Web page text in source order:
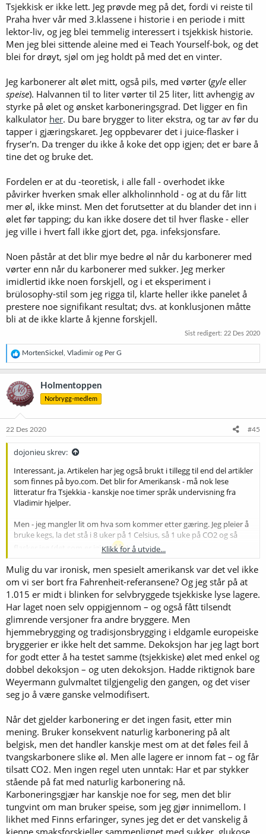
Hvem av dere karbonere Bohemian i flasker? Bruker dere F2 +
Sukker? Jeg må lese meg opp på dette med flasker og CO2. Tips?
Tsjekkisk er ikke lett. Jeg prøvde meg på det, fordi vi reiste til
Praha hver vår med 3.klassene i historie i en periode i mitt
lektor-liv, og jeg blei temmelig interessert i tsjekkisk historie.
Men jeg blei sittende aleine med ei Teach Yourself-bok, og det
blei for drøyt, sjøl om jeg holdt på med det en vinter.
Jeg karbonerer alt ølet mitt, også pils, med vørter (gyle eller
speise). Halvannen til to liter vørter til 25 liter, litt avhengig av
styrke på ølet og ønsket karboneringsgrad. Det ligger en fin
kalkulator her. Du bare brygger to liter ekstra, og tar av før du
tapper i gjæringskaret. Jeg oppbevarer det i juice-flasker i
fryser'n. Da trenger du ikke å koke det opp igjen; det er bare å
tine det og bruke det.
Fordelen er at du -teoretisk, i alle fall - overhodet ikke
påvirker hverken smak eller alkholinnhold - og at du får litt
mer øl, ikke minst. Men det forutsetter at du blander det inn i
ølet før tapping; du kan ikke dosere det til hver flaske - eller
jeg ville i hvert fall ikke gjort det, pga. infeksjonsfare.
Noen påstår at det blir mye bedre øl når du karbonerer med
vørter enn når du karbonerer med sukker. Jeg merker
imidlertid ikke noen forskjell, og i et eksperiment i
brülosophy-stil som jeg rigga til, klarte heller ikke panelet å
prestere noe signifikant resultat; dvs. at konklusjonen måtte
bli at de ikke klarte å kjenne forskjell.
Sist redigert: 22 Des 2020
R
e
a
k
s
j
o
e
MortenSickel Vladimirog Per G
Holmentoppen
Norbrygg-medlem
22 Des 2020 #45
dojonieu skrev:
Interessant, ja. Artikelen har jeg også brukt i tillegg til end del artikler
som finnes på byo.com. Det blir for Amerikansk - må nok lese
litteratur fra Tsjekkia - kanskje noe timer språk undervisning fra
Vladimir hjelper.
Men - jeg mangler lit om hva som kommer etter gæring. Jeg pleier å
bruke kegs, la det stå i 8 uker på 1 Celsius, så 1 uke på CO2 og så
flasker jeg (det som er igjen
)
Hvem av dere karbonere Bohemian i flasker? Bruker dere F2 +
Sukker? Jeg må lese meg opp på dette med flasker og CO2. Tips?
Klikk for å utvide...
Mulig du var ironisk, men spesielt amerikansk var det vel ikke
om vi ser bort fra Fahrenheit-referansene? Og jeg står på at
1.015 er midt i blinken for selvbryggede tsjekkiske lyse lagere.
Har laget noen selv oppigjennom – og også fått tilsendt
glimrende versjoner fra andre bryggere. Men
hjemmebrygging og tradisjonsbrygging i eldgamle europeiske
bryggerier er ikke helt det samme. Dekoksjon har jeg lagt bort
for godt etter å ha testet samme (tsjekkiske) ølet med enkel og
dobbel dekoksjon – og uten dekoksjon. Hadde riktignok bare
Weyermann gulvmaltet tilgjengelig den gangen, og det viser
seg jo å være ganske velmodifisert.
Når det gjelder karbonering er det ingen fasit, etter min
mening. Bruker konsekvent naturlig karbonering på alt
belgisk, men det handler kanskje mest om at det føles feil å
tvangskarbonere slike øl. Men alle lagere er innom fat – og får
tilsatt CO2. Men ingen regel uten unntak: Har et par stykker
stående på fat med naturlig karbonering nå.
Karboneringsgjær har kanskje noe for seg, men det blir
tungvint om man bruker speise, som jeg gjør innimellom. I
likhet med Finns erfaringer, synes jeg det er det vanskelig å
kjenne smaksforskjeller sammenlignet med sukker, glukose